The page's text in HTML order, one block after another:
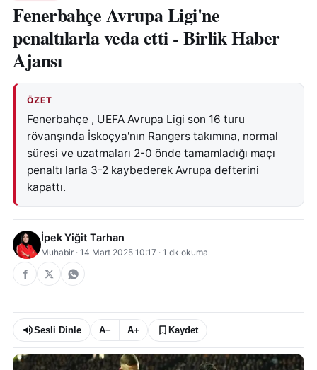
Fenerbahçe Avrupa Ligi'ne
penaltılarla veda etti - Birlik Haber
Ajansı
ÖZET
Fenerbahçe , UEFA Avrupa Ligi son 16 turu
rövanşında İskoçya'nın Rangers takımına, normal
süresi ve uzatmaları 2-0 önde tamamladığı maçı
penaltı larla 3-2 kaybederek Avrupa defterini
kapattı.
İpek Yiğit Tarhan
Muhabir · 14 Mart 2025 10:17 · 1 dk okuma
Sesli Dinle A− A+ Kaydet